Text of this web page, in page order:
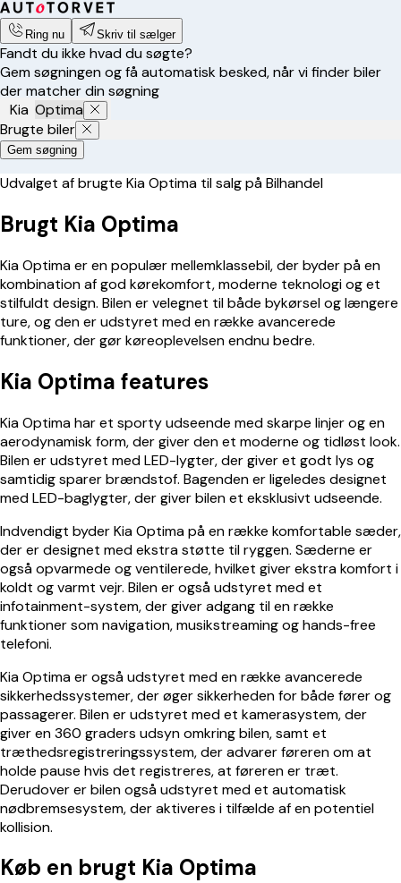
Ring nu Skriv til sælger
Fandt du ikke hvad du søgte?
Gem søgningen og få automatisk besked, når vi finder biler
der matcher din søgning
Kia Optima
Brugte biler
Gem søgning
Udvalget af brugte Kia Optima til salg på Bilhandel
Brugt Kia Optima
Kia Optima er en populær mellemklassebil, der byder på en
kombination af god kørekomfort, moderne teknologi og et
stilfuldt design. Bilen er velegnet til både bykørsel og længere
ture, og den er udstyret med en række avancerede
funktioner, der gør køreoplevelsen endnu bedre.
Kia Optima features
Kia Optima har et sporty udseende med skarpe linjer og en
aerodynamisk form, der giver den et moderne og tidløst look.
Bilen er udstyret med LED-lygter, der giver et godt lys og
samtidig sparer brændstof. Bagenden er ligeledes designet
med LED-baglygter, der giver bilen et eksklusivt udseende.
Indvendigt byder Kia Optima på en række komfortable sæder,
der er designet med ekstra støtte til ryggen. Sæderne er
også opvarmede og ventilerede, hvilket giver ekstra komfort i
koldt og varmt vejr. Bilen er også udstyret med et
infotainment-system, der giver adgang til en række
funktioner som navigation, musikstreaming og hands-free
telefoni.
Kia Optima er også udstyret med en række avancerede
sikkerhedssystemer, der øger sikkerheden for både fører og
passagerer. Bilen er udstyret med et kamerasystem, der
giver en 360 graders udsyn omkring bilen, samt et
træthedsregistreringssystem, der advarer føreren om at
holde pause hvis det registreres, at føreren er træt.
Derudover er bilen også udstyret med et automatisk
nødbremsesystem, der aktiveres i tilfælde af en potentiel
kollision.
Køb en brugt Kia Optima